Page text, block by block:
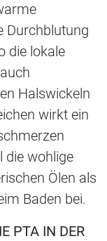
Durchblutung
die lokale
Halswickeln
wirkt ein
die wohlige
Ölen als
Baden bei.
PTA IN DER